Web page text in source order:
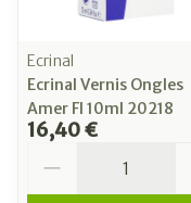
Ecrinal
Ecrinal Vernis Ongles
Amer Fl 10ml 20218
16,40 €